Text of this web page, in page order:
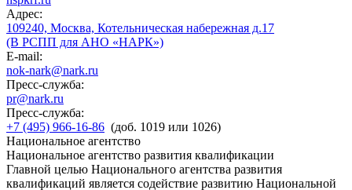
Адрес:
109240, Москва, Котельническая набережная д.17
(В РСПП для АНО «НАРК»)
E-mail:
nok-nark@nark.ru
Пресс-служба:
pr@nark.ru
Пресс-служба:
+7 (495) 966-16-86 (доб. 1019 или 1026)
Национальное агентство
Национальное агентство развития квалификации
Главной целью Национального агентства развития
квалификаций является содействие развитию Национальной